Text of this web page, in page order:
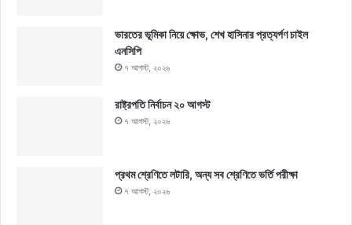
ভারতের ভূমিকা নিয়ে ক্ষোভ, শেখ হাসিনার প্রত্যর্পণ চাইল
এনসিপি
৭ আগস্ট, ২০২৬
রাষ্ট্রপতি নির্বাচন ২০ আগস্ট
৭ আগস্ট, ২০২৬
প্রথম শ্রেণিতে লটারি, অন্য সব শ্রেণিতে ভর্তি পরীক্ষা
৭ আগস্ট, ২০২৬